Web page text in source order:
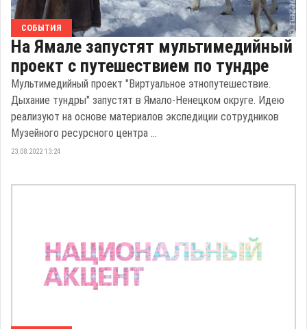
СОБЫТИЯ
На Ямале запустят мультимедийный
проект с путешествием по тундре
Мультимедийный проект "Виртуальное этнопутешествие.
Дыхание тундры" запустят в Ямало-Ненецком округе. Идею
реализуют на основе материалов экспедиции сотрудников
Музейного ресурсного центра ...
23.08.2022 13:24